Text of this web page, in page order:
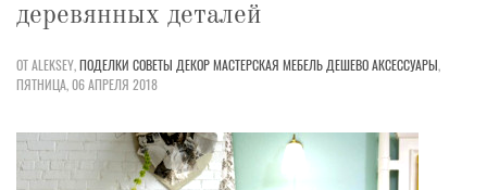
деревянных деталей
ОТ ALEKSEY,ПОДЕЛКИ СОВЕТЫ ДЕКОРМАСТЕРСКАЯ МЕБЕЛЬ ДЕШЕВОАКСЕССУАРЫ,
ПЯТНИЦА, 06 АПРЕЛЯ 2018